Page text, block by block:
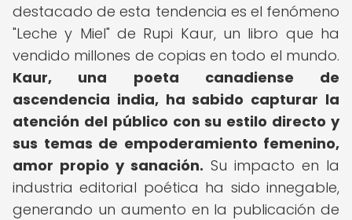
destacado de esta tendencia es el fenómeno
"Leche y Miel" de Rupi Kaur, un libro que ha
vendido millones de copias en todo el mundo.
Kaur, una poeta canadiense de
ascendencia india, ha sabido capturar la
atención del público con su estilo directo y
sus temas de empoderamiento femenino,
amor propio y sanación. Su impacto en la
industria editorial poética ha sido innegable,
generando un aumento en la publicación de